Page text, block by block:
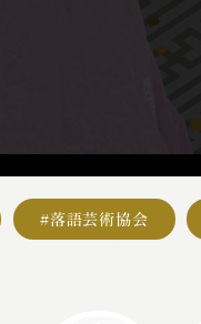
#落語芸術協会